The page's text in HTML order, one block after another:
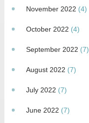
November 2022 (4)
October 2022 (4)
September 2022 (7)
August 2022 (7)
July 2022 (7)
June 2022 (7)